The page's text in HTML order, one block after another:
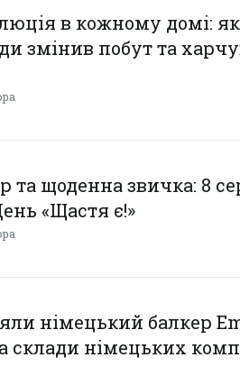
в кожному домі:
змінив побут та
та щоденна звичка: 8
«Щастя є!»
німецький балкер
склади німецьких